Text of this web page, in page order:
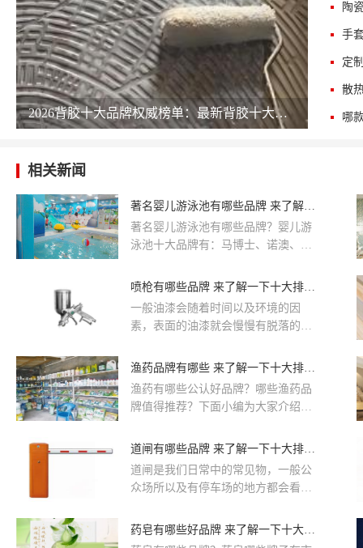
2026背胶十大品牌权威榜单：最新背胶十大公司排名 chinapp
陶
手
定
散
相关新闻
著名婴儿游泳池有哪些品牌 来了解一下十大排行吧
著名婴儿游泳池有哪些品牌？婴儿游
泳池十大品牌有：马博士、诺澳、盈
乐、欧鲨/OS、乐亲、思贝、优敏、
吧！
喷枪有哪些品牌 来了解一下十大排行吧
一般油漆会随着时间以及环境的因
素，表面的油漆就会慢慢有脱落的现
是比较常用的一种工具了，人工手动
的使用已经是越来越普遍了!
渔药品牌有哪些 来了解一下十大排行吧
渔药有哪些公认好品牌？哪些渔药品
牌值得推荐？下面小编为大家介绍渔
是：利洋、安博尔、慧洋、渔经、水
来、中海塞恩。
道闸有哪些品牌 来了解一下十大排行吧
道闸是我们日常中的常见物，一般公
众场所以及有停车场的地方都会看到
多人都不了解道闸的品牌种类!今日小
药皂有哪些好品牌 来了解一下十大排行吧